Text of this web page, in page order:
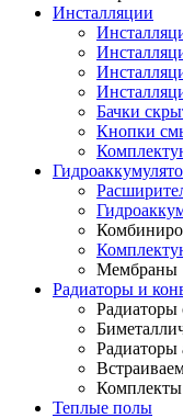
Инсталляции
Бачки
Кнопки
Мембраны
Радиаторы и
Радиаторы
Комплекты
Теплые полы